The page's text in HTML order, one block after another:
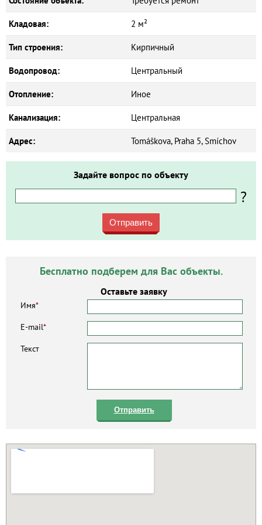
Кладовая: 2 м²
Тип строения: Кирпичный
Водопровод: Центральный
Отопление: Иное
Канализация: Центральная
Адрес: Tomáškova, Praha 5, Smíchov
Задайте вопрос по объекту
?
Отправить
Бесплатно подберем для Вас объекты.
Оставьте заявку
Имя*
E-mail*
Текст
Отправить